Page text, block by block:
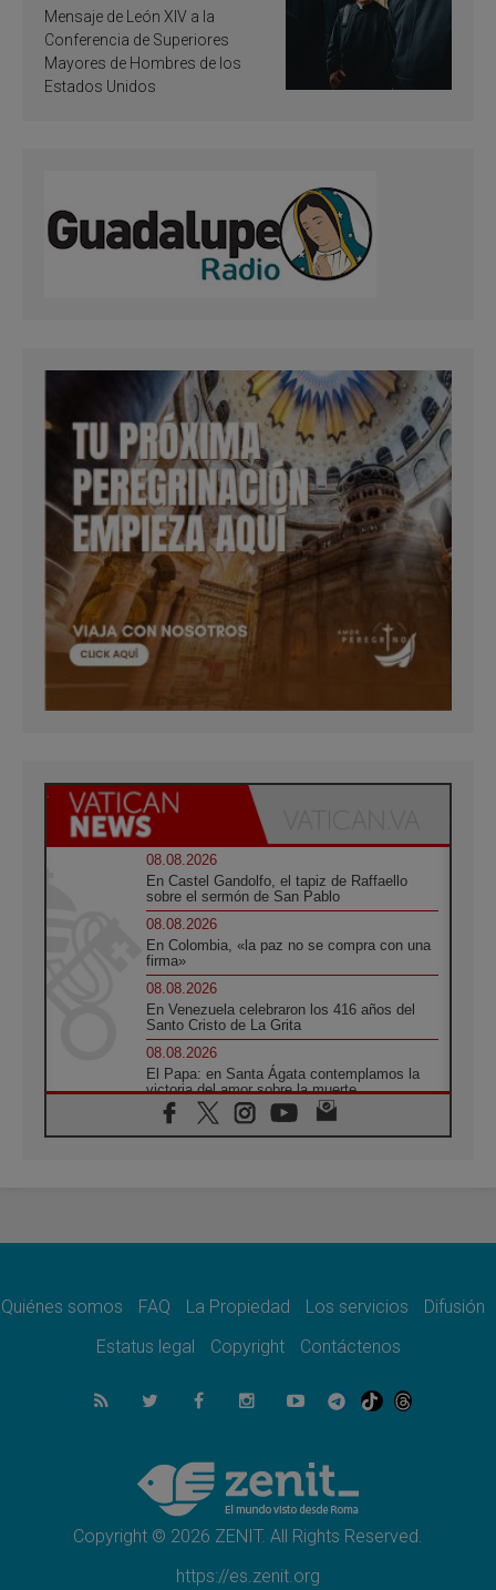
de inspiración y
santificación
Mensaje de León XIV a la
Conferencia de Superiores
Mayores de Hombres de los
Estados Unidos
08.08.2026
En Castel Gandolfo, el tapiz de Raffaello
sobre el sermón de San Pablo
08.08.2026
En Colombia, «la paz no se compra con una
firma»
08.08.2026
En Venezuela celebraron los 416 años del
Santo Cristo de La Grita
08.08.2026
El Papa: en Santa Ágata contemplamos la
victoria del amor sobre la muerte
08.08.2026
León XIV visitará el Santuario de la Madre
07.08.2026
07.08.2026
el compromiso del cristiano"
La matanza de niños en Gaza no cesa: 300
muertos en 300 días
Tagle: La guerra desfigura el mundo, solo la
revelación de Dios lo transfigura
Quiénes somos FAQ La Propiedad Los servicios
Difusión
Estatus legal
Copyright Contáctenos
Copyright © 2026 ZENIT. All Rights Reserved.
https://es.zenit.org